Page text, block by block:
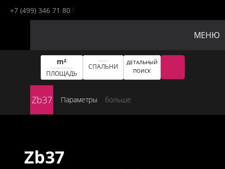
+7 (499) 346 71 80
МЕНЮ
m²
ПЛОЩАДЬ
СПАЛЬНИ
ДЕТАЛЬНЫЙ
ПОИСК
Zb37 Параметры больше
Zb37